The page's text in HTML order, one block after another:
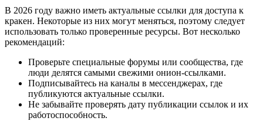
В 2026 году важно иметь актуальные ссылки для доступа к
кракен. Некоторые из них могут меняться, поэтому следует
использовать только проверенные ресурсы. Вот несколько
рекомендаций:
Проверьте специальные форумы или сообщества, где
люди делятся самыми свежими онион-ссылками.
Подписывайтесь на каналы в мессенджерах, где
публикуются актуальные ссылки.
Не забывайте проверять дату публикации ссылок и их
работоспособность.